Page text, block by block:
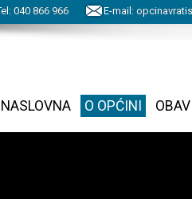
040 866 966 E-mail:
NASLOVNA O OPĆINI